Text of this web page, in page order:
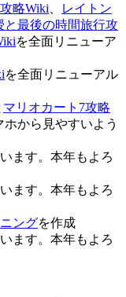
略Wiki
レイトン
と最後の時間旅行攻
を全面リニューア
を全面リニューアル
マリオカート7攻略
から見やすいよう
ます。本年もよろ
ます。本年もよろ
ングを作成
ます。本年もよろ